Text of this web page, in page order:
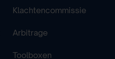
Klachtencommissie
Arbitrage
Toolboxen